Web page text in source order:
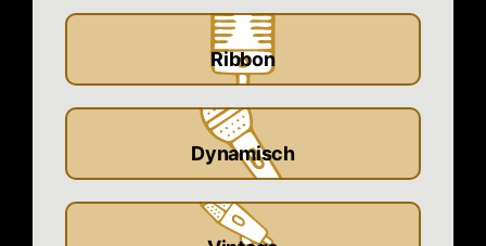
Ribbon
Dynamisch